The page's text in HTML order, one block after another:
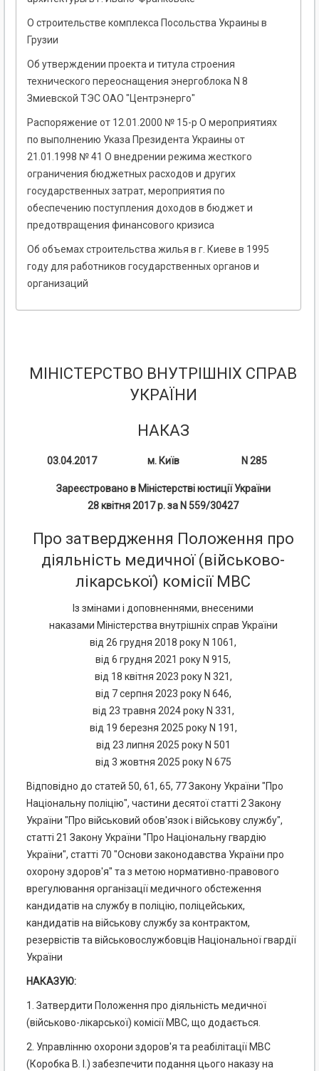
О строительстве комплекса Посольства Украины в
Грузии
Об утверждении проекта и титула строения
технического переоснащения энергоблока N 8
Змиевской ТЭС ОАО "Центрэнерго"
Распоряжение от 12.01.2000 № 15-р О мероприятиях
по выполнению Указа Президента Украины от
21.01.1998 № 41 О внедрении режима жесткого
ограничения бюджетных расходов и других
государственных затрат, мероприятия по
обеспечению поступления доходов в бюджет и
предотвращения финансового кризиса
Об объемах строительства жилья в г. Киеве в 1995
году для работников государственных органов и
организаций
МІНІСТЕРСТВО ВНУТРІШНІХ СПРАВ
УКРАЇНИ
НАКАЗ
03.04.2017 м. Київ N 285
Зареєстровано в Міністерстві юстиції України
28 квітня 2017 р. за N 559/30427
Про затвердження Положення про
діяльність медичної (військово-
лікарської) комісії МВС
Із змінами і доповненнями, внесеними
наказами Міністерства внутрішніх справ України
від 26 грудня 2018 року N 1061,
від 6 грудня 2021 року N 915,
від 18 квітня 2023 року N 321,
від 7 серпня 2023 року N 646,
від 23 травня 2024 року N 331,
від 19 березня 2025 року N 191,
від 23 липня 2025 року N 501
від 3 жовтня 2025 року N 675
Відповідно до статей 50, 61, 65, 77 Закону України "Про
Національну поліцію", частини десятої статті 2 Закону
України "Про військовий обов'язок і військову службу",
статті 21 Закону України "Про Національну гвардію
України", статті 70 "Основи законодавства України про
охорону здоров'я" та з метою нормативно-правового
врегулювання організації медичного обстеження
кандидатів на службу в поліцію, поліцейських,
кандидатів на військову службу за контрактом,
резервістів та військовослужбовців Національної гвардії
України
НАКАЗУЮ:
1. Затвердити Положення про діяльність медичної
(військово-лікарської) комісії МВС, що додається.
2. Управлінню охорони здоров'я та реабілітації МВС
(Коробка В. І.) забезпечити подання цього наказу на